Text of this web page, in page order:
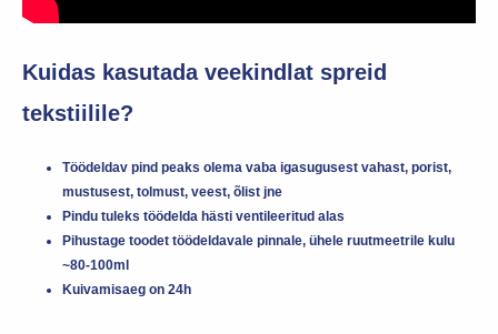
Kuidas kasutada veekindlat spreid
tekstiilile?
Töödeldav pind peaks olema vaba igasugusest vahast, porist,
mustusest, tolmust, veest, õlist jne
Pindu tuleks töödelda hästi ventileeritud alas
Pihustage toodet töödeldavale pinnale, ühele ruutmeetrile kulu
~80-100ml
Kuivamisaeg on 24h